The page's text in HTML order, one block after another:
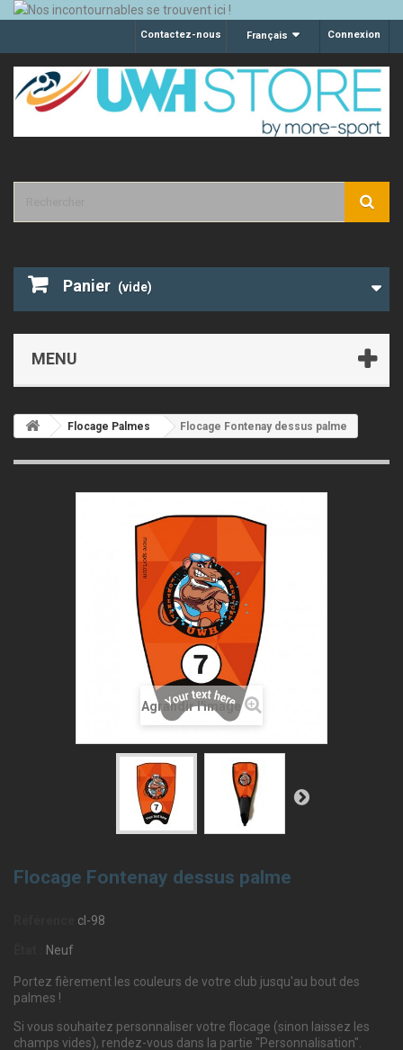
Connexion
Français
Contactez-nous
Panier (vide)
MENU
Flocage Palmes Flocage Fontenay dessus palme
Agrandir l'image
Flocage Fontenay dessus palme
cl-98
Neuf
Portez fièrement les couleurs de votre club jusqu'au bout des
palmes !
Si vous souhaitez personnaliser votre flocage (sinon laissez les
champs vides), rendez-vous dans la partie "Personnalisation".